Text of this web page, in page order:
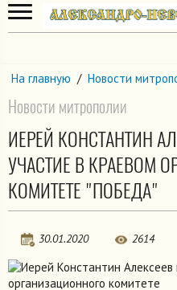
На главную / Новости
Новости митрополии
ИЕРЕЙ КОНСТАНТИН
УЧАСТИЕ В КРАЕВОМ
КОМИТЕТЕ "ПОБЕДА"
30.01.2020 2614